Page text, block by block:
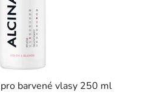
barvené vlasy 250 ml